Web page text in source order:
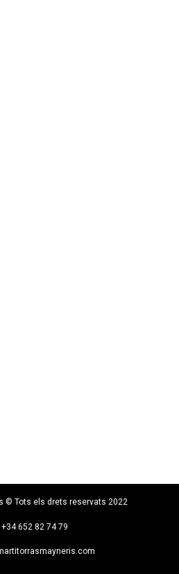
© Tots els drets reservats 2022
+34 652 82 74 79